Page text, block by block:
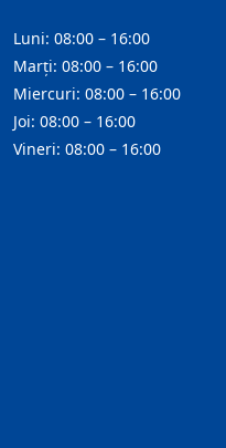
Luni: 08:00 – 16:00
Marți: 08:00 – 16:00
Miercuri: 08:00 – 16:00
Joi: 08:00 – 16:00
Vineri: 08:00 – 16:00